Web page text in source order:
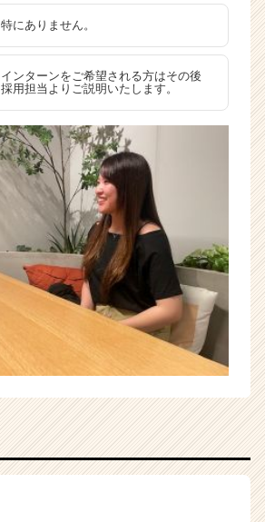
特にありません。
インターンをご希望される方はその後
採用担当よりご説明いたします。